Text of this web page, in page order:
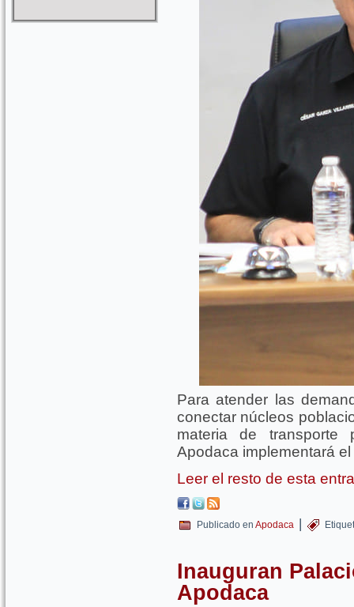
Para atender las
conectar núcleos
materia de transporte
Apodaca implementará el
Leer el resto de esta
Publicado en Apodaca |
Inauguran
Apodaca